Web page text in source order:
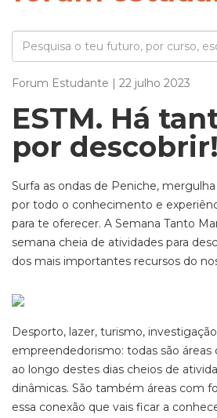
Forum Estudante | 22 julho 2023
ESTM. Há
por descobrir!
Surfa as ondas de Peniche,
por todo o conhecimento e
para te oferecer. A Semana Tanto
semana cheia de atividades para
dos mais importantes recursos do
Desporto, lazer, turismo,
empreendedorismo: todas são áreas
ao longo destes dias cheios de
dinâmicas. São também áreas com
essa conexão que vais ficar a